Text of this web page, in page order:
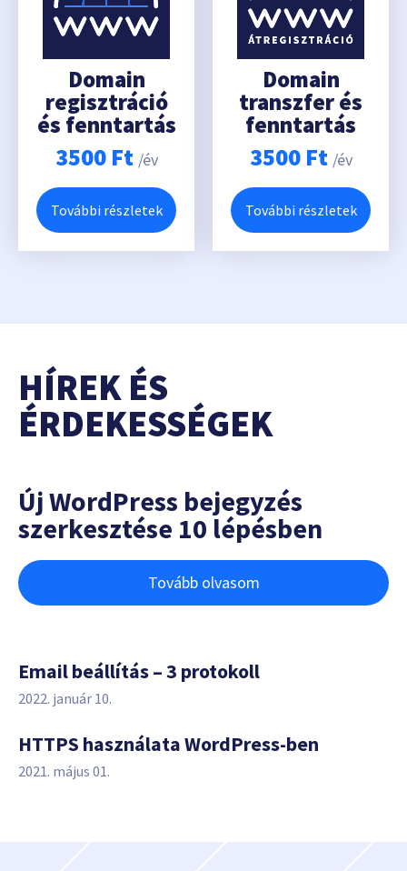
Domain
regisztráció
és fenntartás
3500 Ft /év
További részletek
Domain
transzfer és
fenntartás
3500 Ft /év
További részletek
HÍREK ÉS
ÉRDEKESSÉGEK
Új WordPress bejegyzés
szerkesztése 10 lépésben
Tovább olvasom
Email beállítás – 3 protokoll
2022. január 10.
HTTPS használata WordPress-ben
2021. május 01.